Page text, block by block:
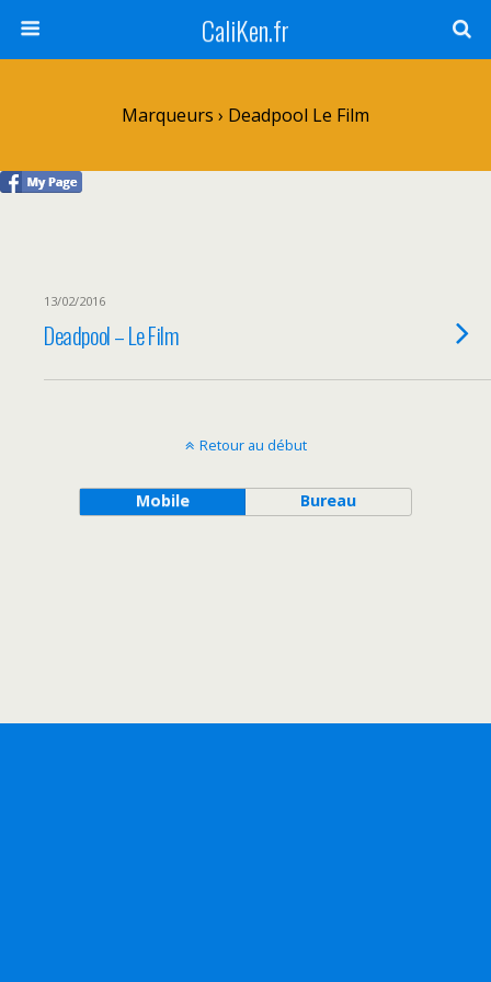
CaliKen.fr
Marqueurs › Deadpool Le Film
13/02/2016
Deadpool – Le Film
Retour au début
Mobile Bureau